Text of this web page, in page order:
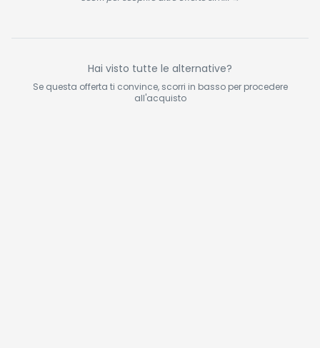
Hai visto tutte le alternative?
Se questa offerta ti convince, scorri in basso per procedere
all'acquisto